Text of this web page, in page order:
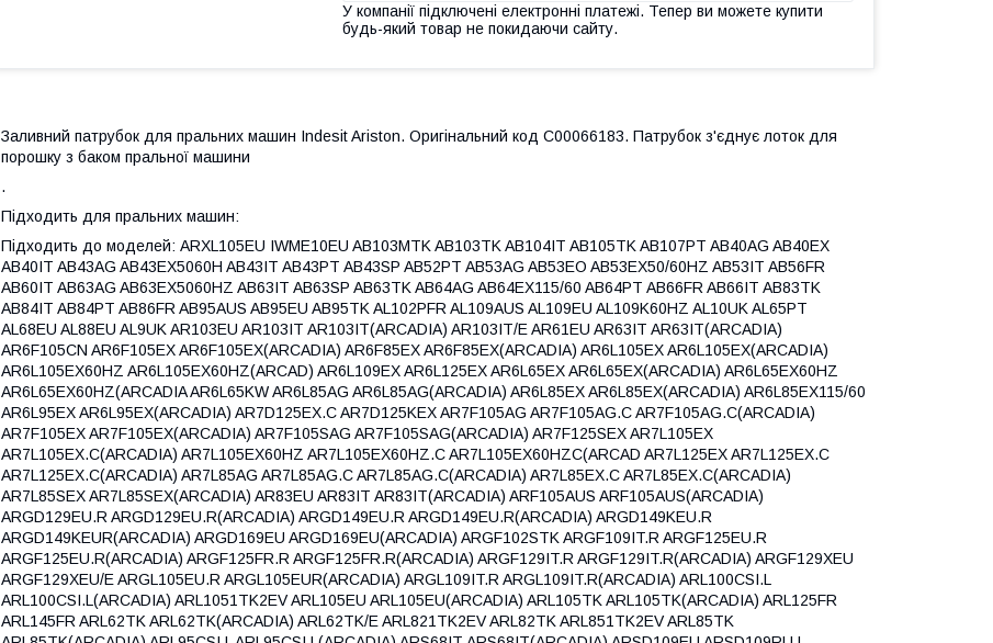
У компанії підключені електронні платежі. Тепер ви можете купити
будь-який товар не покидаючи сайту.
Заливний патрубок для пральних машин Indesit Ariston. Оригінальний код C00066183. Патрубок з'єднує лоток для
порошку з баком пральної машини
.
Підходить для пральних машин:
Підходить до моделей: ARXL105EU IWME10EU AB103MTK AB103TK AB104IT AB105TK AB107PT AB40AG AB40EX
AB40IT AB43AG AB43EX5060H AB43IT AB43PT AB43SP AB52PT AB53AG AB53EO AB53EX50/60HZ AB53IT AB56FR
AB60IT AB63AG AB63EX5060HZ AB63IT AB63SP AB63TK AB64AG AB64EX115/60 AB64PT AB66FR AB66IT AB83TK
AB84IT AB84PT AB86FR AB95AUS AB95EU AB95TK AL102PFR AL109AUS AL109EU AL109K60HZ AL10UK AL65PT
AL68EU AL88EU AL9UK AR103EU AR103IT AR103IT(ARCADIA) AR103IT/E AR61EU AR63IT AR63IT(ARCADIA)
AR6F105CN AR6F105EX AR6F105EX(ARCADIA) AR6F85EX AR6F85EX(ARCADIA) AR6L105EX AR6L105EX(ARCADIA)
AR6L105EX60HZ AR6L105EX60HZ(ARCAD) AR6L109EX AR6L125EX AR6L65EX AR6L65EX(ARCADIA) AR6L65EX60HZ
AR6L65EX60HZ(ARCADIA AR6L65KW AR6L85AG AR6L85AG(ARCADIA) AR6L85EX AR6L85EX(ARCADIA) AR6L85EX115/60
AR6L95EX AR6L95EX(ARCADIA) AR7D125EX.C AR7D125KEX AR7F105AG AR7F105AG.C AR7F105AG.C(ARCADIA)
AR7F105EX AR7F105EX(ARCADIA) AR7F105SAG AR7F105SAG(ARCADIA) AR7F125SEX AR7L105EX
AR7L105EX.C(ARCADIA) AR7L105EX60HZ AR7L105EX60HZ.C AR7L105EX60HZC(ARCAD AR7L125EX AR7L125EX.C
AR7L125EX.C(ARCADIA) AR7L85AG AR7L85AG.C AR7L85AG.C(ARCADIA) AR7L85EX.C AR7L85EX.C(ARCADIA)
AR7L85SEX AR7L85SEX(ARCADIA) AR83EU AR83IT AR83IT(ARCADIA) ARF105AUS ARF105AUS(ARCADIA)
ARGD129EU.R ARGD129EU.R(ARCADIA) ARGD149EU.R ARGD149EU.R(ARCADIA) ARGD149KEU.R
ARGD149KEUR(ARCADIA) ARGD169EU ARGD169EU(ARCADIA) ARGF102STK ARGF109IT.R ARGF125EU.R
ARGF125EU.R(ARCADIA) ARGF125FR.R ARGF125FR.R(ARCADIA) ARGF129IT.R ARGF129IT.R(ARCADIA) ARGF129XEU
ARGF129XEU/E ARGL105EU.R ARGL105EUR(ARCADIA) ARGL109IT.R ARGL109IT.R(ARCADIA) ARL100CSI.L
ARL100CSI.L(ARCADIA) ARL1051TK2EV ARL105EU ARL105EU(ARCADIA) ARL105TK ARL105TK(ARCADIA) ARL125FR
ARL145FR ARL62TK ARL62TK(ARCADIA) ARL62TK/E ARL821TK2EV ARL82TK ARL851TK2EV ARL85TK